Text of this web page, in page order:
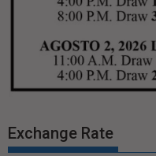
Exchange Rate